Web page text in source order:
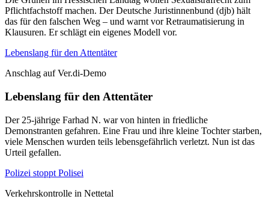
Pflichtfachstoff machen. Der Deutsche Juristinnenbund (djb) hält
das für den falschen Weg – und warnt vor Retraumatisierung in
Klausuren. Er schlägt ein eigenes Modell vor.
Lebenslang für den Attentäter
Anschlag auf Ver.di-Demo
Lebenslang für den Attentäter
Der 25-jährige Farhad N. war von hinten in friedliche
Demonstranten gefahren. Eine Frau und ihre kleine Tochter starben,
viele Menschen wurden teils lebensgefährlich verletzt. Nun ist das
Urteil gefallen.
Polizei stoppt Polisei
Verkehrskontrolle in Nettetal